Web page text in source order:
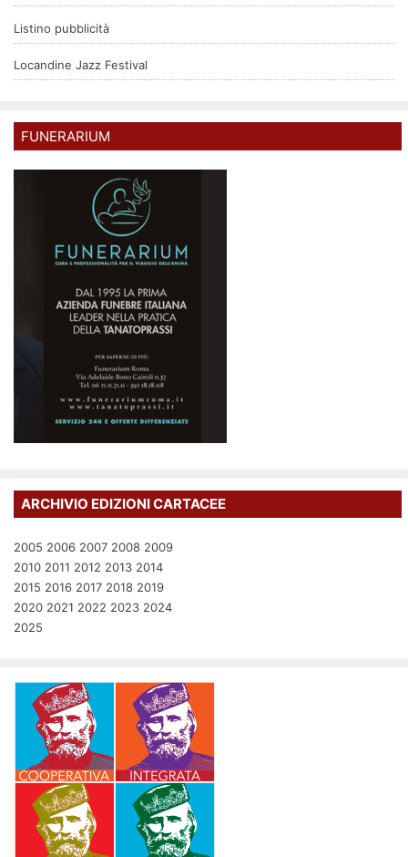
Listino pubblicità
Locandine Jazz Festival
FUNERARIUM
ARCHIVIO EDIZIONI CARTACEE
2005 2006 2007 2008 2009
2010 2011 2012 2013 2014
2015 2016 2017 2018 2019
2020 2021 2022 2023 2024
2025